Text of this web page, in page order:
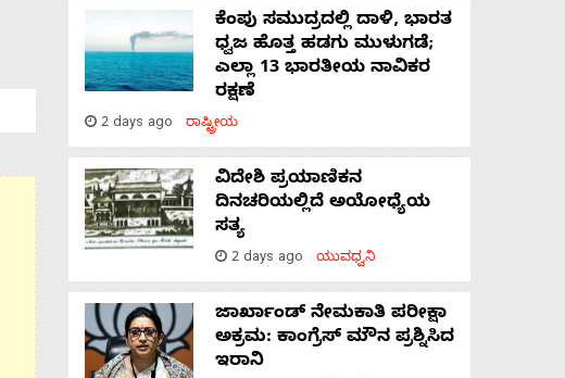
ಕೆಂಪು ಸಮುದ್ರದಲ್ಲಿ ದಾಳಿ, ಭಾರತ
ಧ್ವಜ ಹೊತ್ತ ಹಡಗು ಮುಳುಗಡೆ;
ಎಲ್ಲಾ 13 ಭಾರತೀಯ ನಾವಿಕರ
ರಕ್ಷಣೆ
2 days ago ರಾಷ್ಟ್ರೀಯ
ವಿದೇಶಿ ಪ್ರಯಾಣಿಕನ
ದಿನಚರಿಯಲ್ಲಿದೆ ಅಯೋಧ್ಯೆಯ
ಸತ್ಯ
2 days ago ಯುವಧ್ವನಿ
ಜಾರ್ಖಾಂಡ್‌ ನೇಮಕಾತಿ ಪರೀಕ್ಷಾ
ಅಕ್ರಮ: ಕಾಂಗ್ರೆಸ್‌ ಮೌನ ಪ್ರಶ್ನಿಸಿದ
ಇರಾನಿ